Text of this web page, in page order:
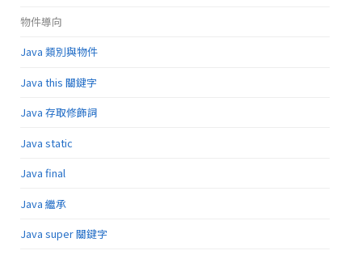
物件導向
Java 類別與物件
Java this 關鍵字
Java 存取修飾詞
Java static
Java final
Java 繼承
Java super 關鍵字